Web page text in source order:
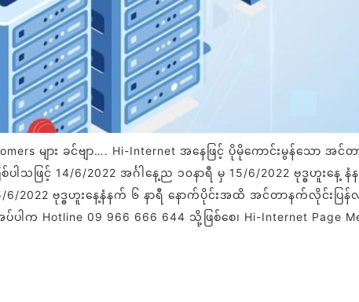
များ ခင်ဗျာ…. Hi-Internet အနေဖြင့် ပိုမိုကောင်းမွန်သော အ
စ်ပါသဖြင့် 14/6/2022 အင်္ဂါနေ့ည ၁၀နာရီ မှ 15/6/2022 ဗုဒ္ဓဟူ
6/2022 ဗုဒ္ဓဟူးနေ့နံနက် ၆ နာရီ နောက်ပိုင်းအထိ အင်တာနက်လိုင်း
ပါက Hotline 09 966 666 644 သို့ဖြစ်စေ၊ Hi-Internet